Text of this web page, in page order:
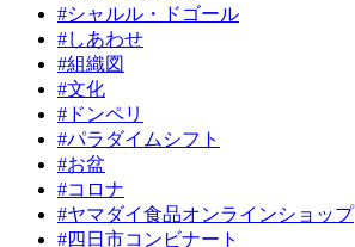
#シャルル・ドゴール
#しあわせ
#組織図
#文化
#ドンペリ
#パラダイムシフト
#お盆
#コロナ
#ヤマダイ食品オンラインショップ
#四日市コンビナート